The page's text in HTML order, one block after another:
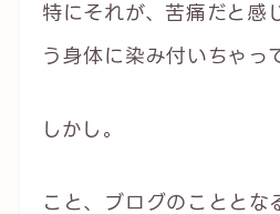
特にそれが、苦痛だと感
う身体に染み付いちゃっ
しかし。
こと、ブログのこととな